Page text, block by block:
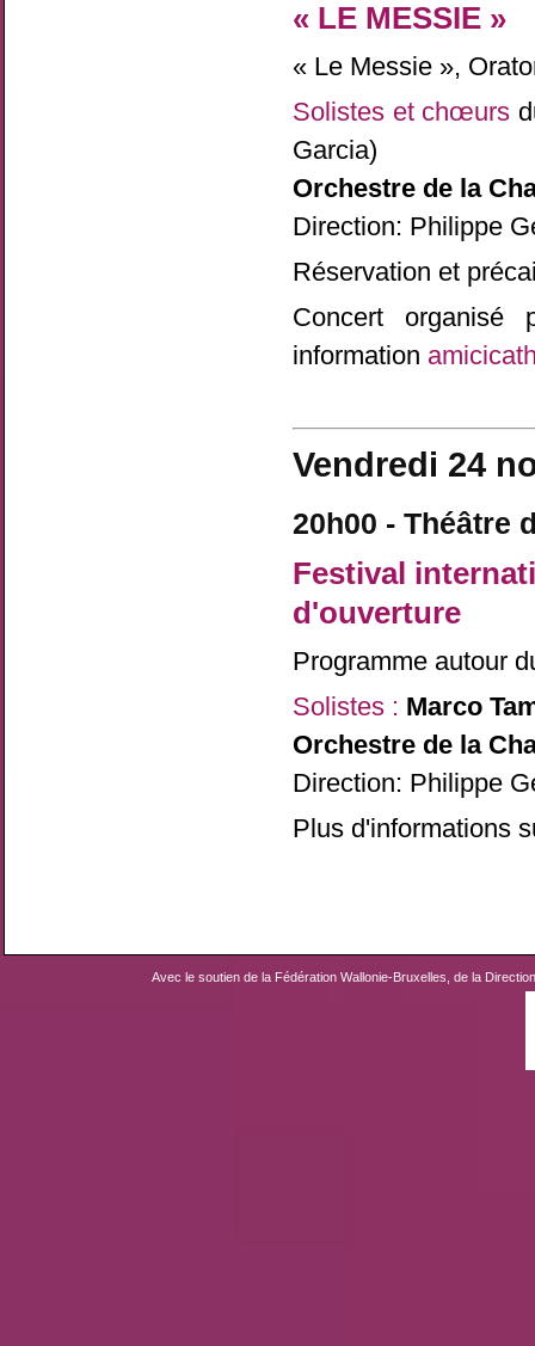
« LE MESSIE »
« Le Messie »,
Solistes et chœurs
Garcia)
Orchestre de la
Direction: Philippe
Réservation et
Concert organisé
information
Vendredi 24
20h00 - Théâtre
Festival
d'ouverture
Programme autour
Solistes : Marco
Orchestre de la
Direction: Philippe
Plus d'informations
Avec le soutien de la Fédération Wallonie-Bruxelles, de la